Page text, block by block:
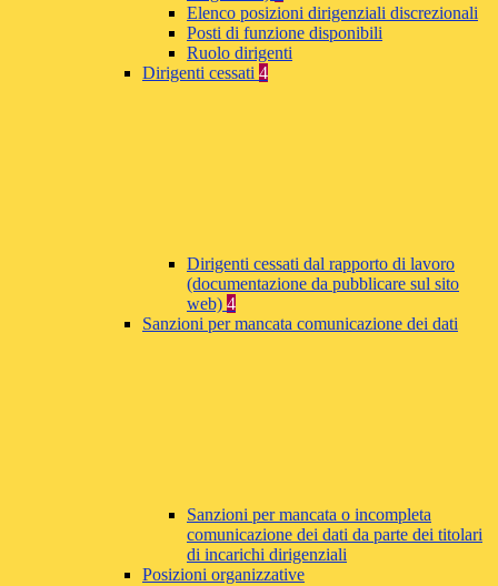
Elenco posizioni dirigenziali discrezionali
Posti di funzione disponibili
Ruolo dirigenti
Dirigenti cessati 4
Dirigenti cessati dal rapporto di lavoro
(documentazione da pubblicare sul sito
web) 4
Sanzioni per mancata comunicazione dei dati
Sanzioni per mancata o incompleta
comunicazione dei dati da parte dei titolari
di incarichi dirigenziali
Posizioni organizzative